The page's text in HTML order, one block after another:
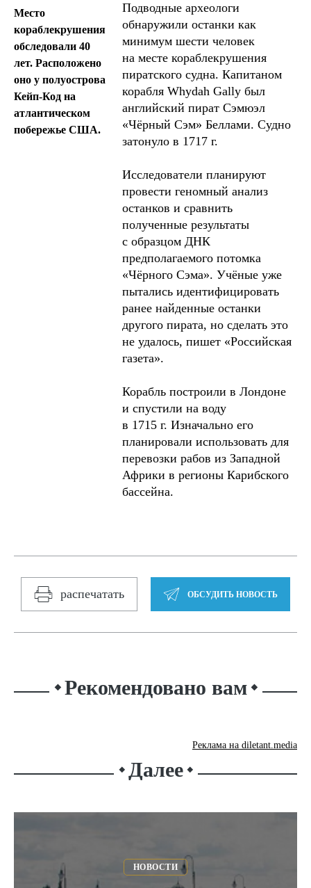
Место
кораблекрушения
обследовали 40
лет. Расположено
оно у полуострова
Кейп-Код на
атлантическом
побережье США.
Подводные археологи
обнаружили останки как
минимум шести человек
на месте кораблекрушения
пиратского судна. Капитаном
корабля Whydah Gally был
английский пират Сэмюэл
«Чёрный Сэм» Беллами. Судно
затонуло в 1717 г.
Исследователи планируют
провести геномный анализ
останков и сравнить
полученные результаты
с образцом ДНК
предполагаемого потомка
«Чёрного Сэма». Учёные уже
пытались идентифицировать
ранее найденные останки
другого пирата, но сделать это
не удалось, пишет «Российская
газета».
Корабль построили в Лондоне
и спустили на воду
в 1715 г. Изначально его
планировали использовать для
перевозки рабов из Западной
Африки в регионы Карибского
бассейна.
распечатать ОБСУДИТЬ НОВОСТЬ
⬥ Рекомендовано вам ⬥
Реклама на diletant.media
⬥ Далее ⬥
НОВОСТИ